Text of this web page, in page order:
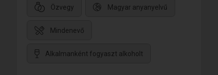
Özvegy Magyar anyanyelvű
Mindenevő
Alkalmanként fogyaszt alkoholt